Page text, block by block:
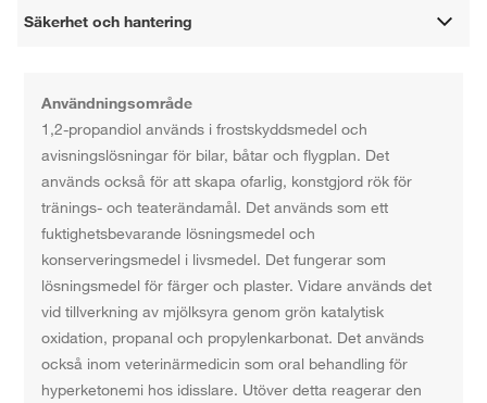
Säkerhet och hantering
Användningsområde
1,2-propandiol används i frostskyddsmedel och
avisningslösningar för bilar, båtar och flygplan. Det
används också för att skapa ofarlig, konstgjord rök för
tränings- och teaterändamål. Det används som ett
fuktighetsbevarande lösningsmedel och
konserveringsmedel i livsmedel. Det fungerar som
lösningsmedel för färger och plaster. Vidare används det
vid tillverkning av mjölksyra genom grön katalytisk
oxidation, propanal och propylenkarbonat. Det används
också inom veterinärmedicin som oral behandling för
hyperketonemi hos idisslare. Utöver detta reagerar den